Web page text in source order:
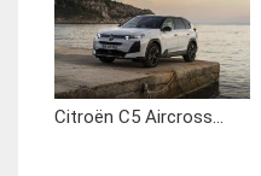
Citroën C5 Aircross...